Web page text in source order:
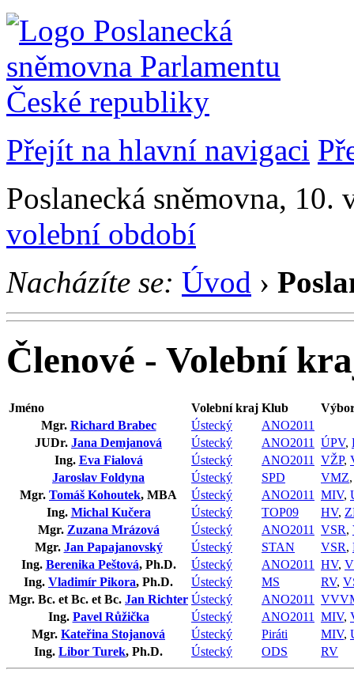
Přejít na hlavní navigaci
Poslanecká sněmovna,
volební období
Nacházíte se: Úvod ›
Členové - Volební
Jméno Volební kraj Klub
Mgr. Richard Brabec Ústecký
ANO2011
JUDr. Jana Demjanová Ústecký ANO2011 ÚPV,
Ing. Eva Fialová Ústecký ANO2011 VŽP,
Jaroslav Foldyna
Ústecký SPD VMZ
Mgr. Tomáš Kohoutek, MBA Ústecký ANO2011 MIV,
Ing. Michal Kučera Ústecký TOP09 HV,
Mgr. Zuzana Mrázová Ústecký ANO2011 VSR,
Mgr. Jan Papajanovský Ústecký STAN VSR,
Ing. Berenika Peštová, Ph.D. Ústecký ANO2011 HV,
Ing. Vladimír Pikora, Ph.D. Ústecký MS RV,
Mgr. Bc. et Bc. et Bc. Jan Richter Ústecký ANO2011
Ing. Pavel Růžička Ústecký ANO2011 MIV,
Mgr. Kateřina Stojanová Ústecký Piráti MIV,
Ing. Libor Turek, Ph.D. Ústecký ODS RV